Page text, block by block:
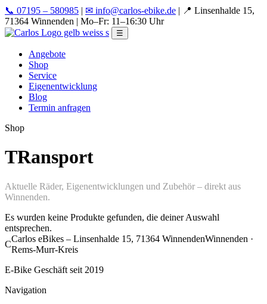
📞 07195 – 580985 | ✉ info@carlos-ebike.de | 📍 Linsenhalde 15,
71364 Winnenden | Mo–Fr: 11–16:30 Uhr
☰
Angebote
Shop
Service
Eigenentwicklung
Blog
Termin anfragen
Shop
TRansport
Aktuelle Räder, Eigenentwicklungen und Zubehör – direkt aus
Winnenden.
Es wurden keine Produkte gefunden, die deiner Auswahl
entsprechen.
C
Carlos eBikes – Linsenhalde 15, 71364 WinnendenWinnenden ·
Rems-Murr-Kreis
E-Bike Geschäft seit 2019
Navigation